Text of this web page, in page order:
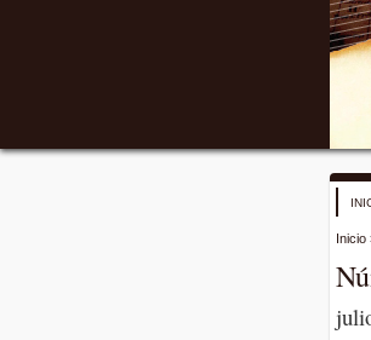
Inicio